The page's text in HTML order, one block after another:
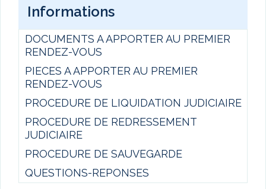
Informations
DOCUMENTS A APPORTER AU PREMIER
RENDEZ-VOUS
PIECES A APPORTER AU PREMIER
RENDEZ-VOUS
PROCEDURE DE LIQUIDATION JUDICIAIRE
PROCEDURE DE REDRESSEMENT
JUDICIAIRE
PROCEDURE DE SAUVEGARDE
QUESTIONS-REPONSES